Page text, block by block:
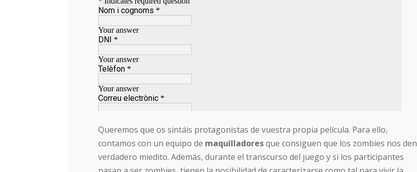
Queremos que os sintáis protagonistas de vuestra propia película. Para ello,
contamos con un equipo de maquilladoresque consiguen que los zombies nos den
verdadero miedito. Además, durante el transcurso del juego y si los participantes